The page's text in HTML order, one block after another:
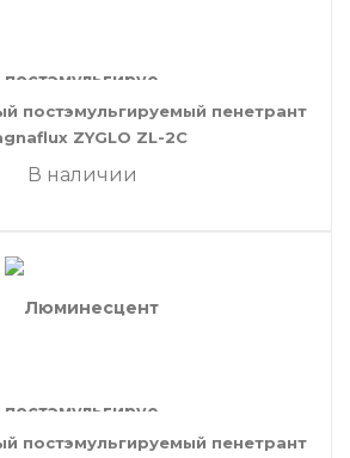
постэмульгируемый пенетрант
ZYGLO ZL-2C
В наличии
постэмульгируемый пенетрант